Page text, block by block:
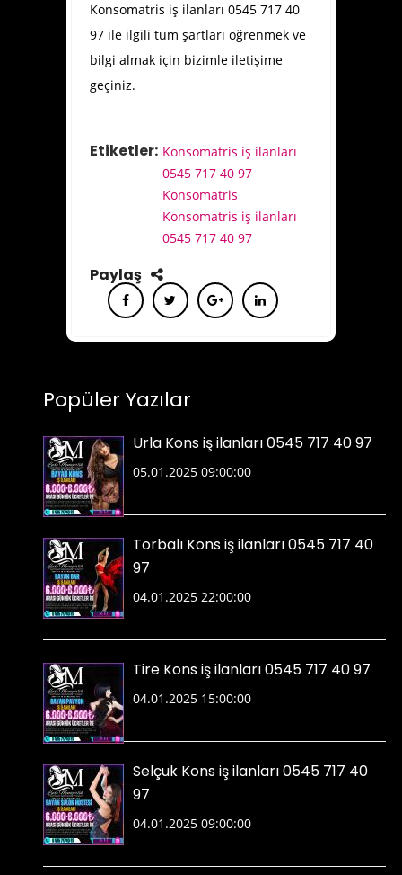
Konsomatris iş ilanları 0545 717 40
97 ile ilgili tüm şartları öğrenmek ve
bilgi almak için bizimle iletişime
geçiniz.
Etiketler: Konsomatris iş ilanları
0545 717 40 97
Konsomatris
Konsomatris iş ilanları
0545 717 40 97
Paylaş
Popüler Yazılar
Urla Kons iş ilanları 0545 717 40 97
05.01.2025 09:00:00
Torbalı Kons iş ilanları 0545 717 40
97
04.01.2025 22:00:00
Tire Kons iş ilanları 0545 717 40 97
04.01.2025 15:00:00
Selçuk Kons iş ilanları 0545 717 40
97
04.01.2025 09:00:00